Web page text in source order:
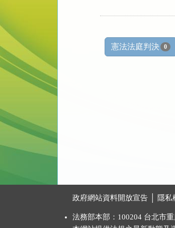
憲法法庭判決 0
政府網站資料開放宣告 隱私
法務部本部：100204 台北市